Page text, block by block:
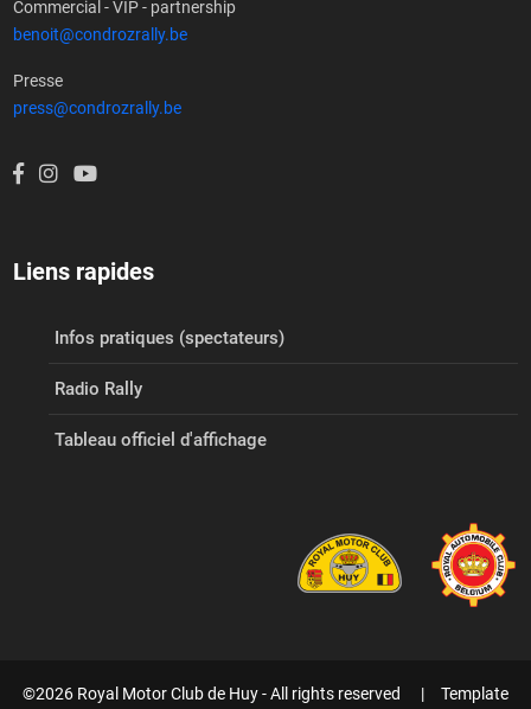
Commercial - VIP - partnership
benoit@condrozrally.be
Presse
press@condrozrally.be
Liens rapides
Infos pratiques (spectateurs)
Radio Rally
Tableau officiel d'affichage
©2026 Royal Motor Club de Huy - All rights reserved | Template